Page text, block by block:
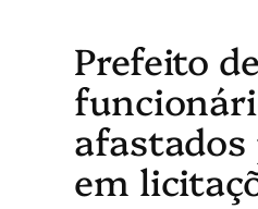
Prefeito
em